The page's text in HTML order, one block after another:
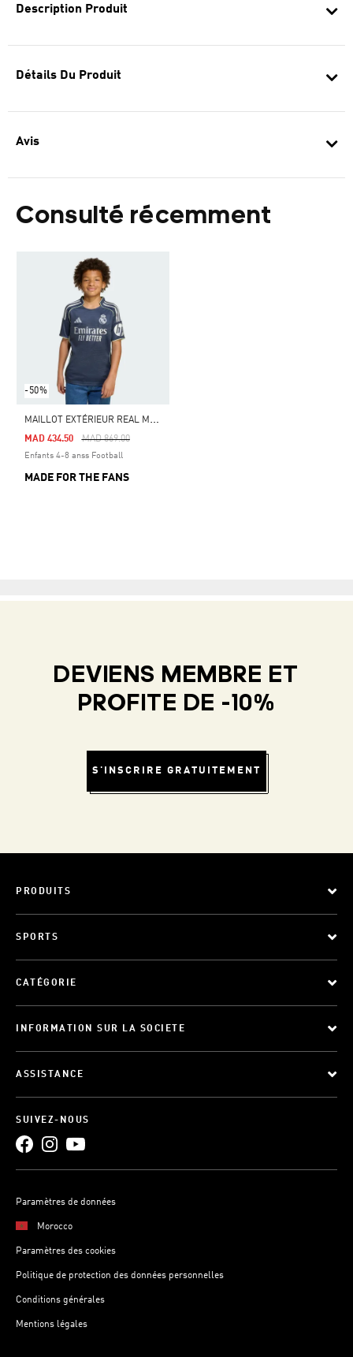
Description Produit
Détails Du Produit
Avis
Consulté récemment
-50%
M
AILLOT EXTÉRIEUR REAL MADRID 25/26 ENFANTS
Price Reduced From
MAD 869.00To
MAD 434.50
Enfants 4-8 anss Football
MADE FOR THE FANS
DEVIENS MEMBRE ET
PROFITE DE -10%
S'INSCRIRE GRATUITEMENT
PRODUITS
SPORTS
CATÉGORIE
INFORMATION SUR LA SOCIETE
ASSISTANCE
SUIVEZ-NOUS
Paramètres de données
Morocco
Paramètres des cookies
Politique de protection des données personnelles
Conditions générales
Mentions légales